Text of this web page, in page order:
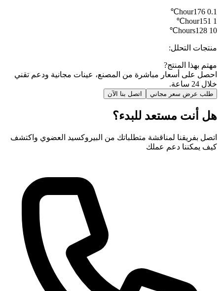
0.1 hour
176℃
1 hour
151℃
10 hours
128℃
منتجات التحلل:
مهتم بهذا المنتج?
احصل على أسعار مباشرة من المصنع، عينات مجانية ودعم تقني
خلال 24 ساعة.
طلب عرض سعر مجاني اتصل بنا الآن
هل أنت مستعد للبدء؟
اتصل بفريقنا لمناقشة متطلباتك من البيروكسيد العضوي واكتشف
كيف يمكننا دعم عملك